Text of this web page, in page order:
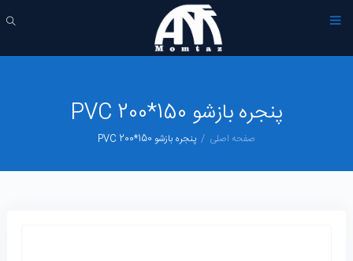
پنجره بازشو 150*200 PVC
صفحه اصلی پنجره بازشو 150*200 PVC